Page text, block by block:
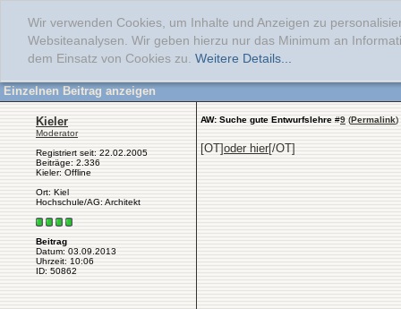
Wir verwenden Cookies, um Inhalte und Anzeigen zu
Websiteanalysen. Wir geben hierzu nur das Minimum an
dem Einsatz von Cookies zu. Weitere Details...
Einzelnen Beitrag anzeigen
Kieler
Moderator
Registriert seit: 22.02.2005
Beiträge: 2.336
Kieler: Offline
Ort: Kiel
Hochschule/AG: Architekt
Beitrag
Datum: 03.09.2013
Uhrzeit: 10:06
ID: 50862
AW: Suche gute Entwurfslehre #9 (Permalink)
[OT]oder hier[/OT]